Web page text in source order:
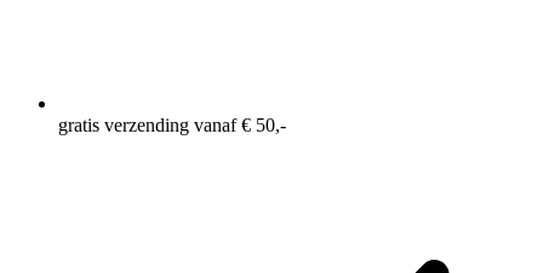
gratis verzending vanaf € 50,-